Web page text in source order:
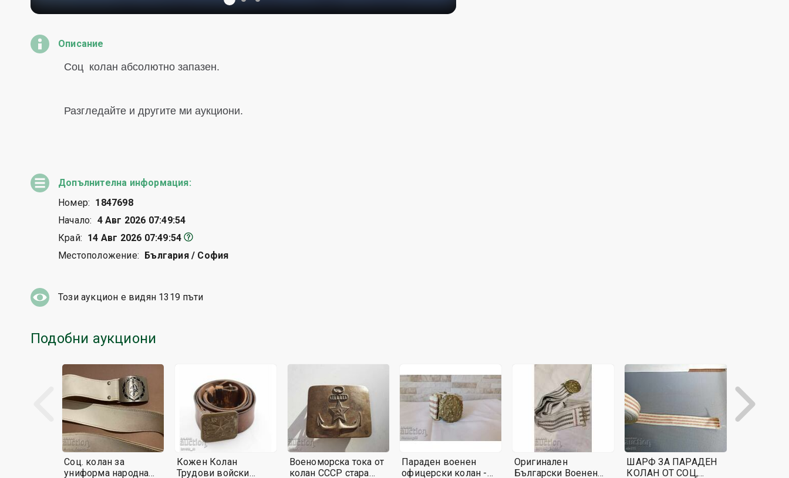
Описание
Допълнителна информация:
Номер: 1847698
Начало: 4 Авг 2026 07:49:54
Край: 14 Авг 2026 07:49:54
Местоположение:
България / София
Този аукцион е видян 1319 пъти
Подобни аукциони
Соц. колан за
униформа народна
Кожен Колан
Трудови войски
Военоморска тока от
колан СССР стара
Параден военен
офицерски колан -
Оригинален
Български Военен
ШАРФ ЗА ПАРАДЕН
КОЛАН ОТ СОЦ,